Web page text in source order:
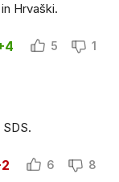
Hrvaški.
5 1
6 8